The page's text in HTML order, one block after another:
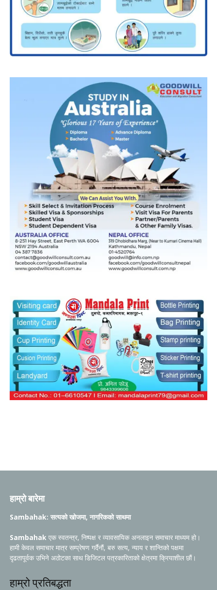
हाम्रो बारेमा
Sambahak: सत्यको खोजमा, नागरिकको साथमा
Sambahak एक स्वतन्त्र, निष्पक्ष र व्यावसायिक अनलाइन समाचार माध्यम हो।
हामी केवल समाचार मात्र सम्प्रेषण गर्दैनौं, बरु सत्य, न्याय र शान्तिको पक्षमा
दृढतापूर्वक उभिने अठोटका साथ डिजिटल पत्रकारिताको क्षेत्रमा क्रियाशील छौं।
हाम्रो प्रतिबद्धता